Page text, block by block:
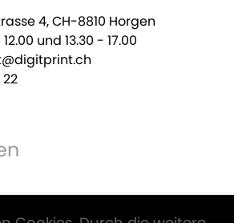
4, CH-8810 Horgen
und 13.30 - 17.00